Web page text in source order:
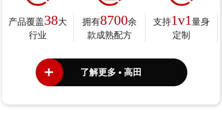
产品覆盖38大
行业
拥有8700余
款成熟配方
支持1v1 量身
定制
了解更多 • 高田